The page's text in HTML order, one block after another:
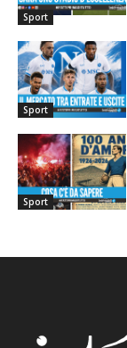
Sport
Sport
Sport